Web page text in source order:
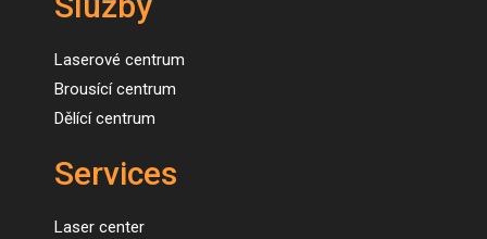
Laserové centrum
Brousící centrum
Dělící centrum
Services
Laser center